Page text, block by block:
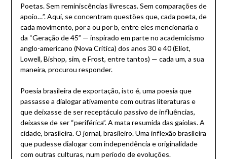
Poetas. Sem reminiscências livrescas. Sem comparações de
apoio…”. Aqui, se concentram questões que, cada poeta, de
cada movimento, por a ou por b, entre eles mencionaria o
da “Geração de 45” — inspirado em parte no academicismo
anglo-americano (Nova Crítica) dos anos 30 e 40 (Eliot,
Lowell, Bishop, sim, e Frost, entre tantos) — cada um, a sua
maneira, procurou responder.
Poesia brasileira de exportação, isto é, uma poesia que
passasse a dialogar ativamente com outras literaturas e
que deixasse de ser receptáculo passivo de influências,
deixasse de ser “periférica”. A mata resumida das gaiolas. A
cidade, brasileira. O jornal, brasileiro. Uma inflexão brasileira
que pudesse dialogar com independência e originalidade
com outras culturas, num período de evoluções.